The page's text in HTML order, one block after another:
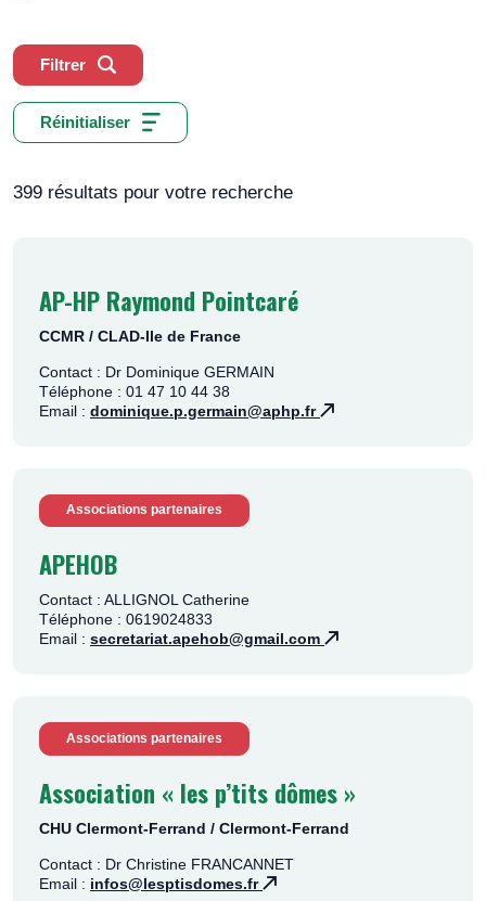
Filtrer
Réinitialiser
399 résultats pour votre recherche
AP-HP Raymond Pointcaré
CCMR / CLAD-Ile de France
Contact : Dr Dominique GERMAIN
Téléphone : 01 47 10 44 38
Email : dominique.p.germain@aphp.fr
Associations partenaires
APEHOB
Contact : ALLIGNOL Catherine
Téléphone : 0619024833
Email : secretariat.apehob@gmail.com
Associations partenaires
Association « les p’tits dômes »
CHU Clermont-Ferrand / Clermont-Ferrand
Contact : Dr Christine FRANCANNET
Email : infos@lesptisdomes.fr